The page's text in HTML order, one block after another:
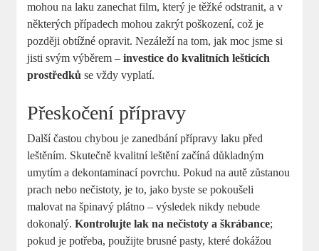
mohou na laku zanechat film, který je těžké odstranit, a v
některých případech mohou zakrýt poškození, což je
později obtížné opravit. Nezáleží na tom, jak moc jsme si
jisti svým výběrem –investice do kvalitních lešticích
prostředků se vždy vyplatí.
Přeskočení přípravy
Další častou chybou je zanedbání přípravy laku před
leštěním. Skutečně kvalitní leštění začíná důkladným
umytím a dekontaminací povrchu. Pokud na autě zůstanou
prach nebo nečistoty, je to, jako byste se pokoušeli
malovat na špinavý plátno – výsledek nikdy nebude
dokonalý.Kontrolujte lak na nečistoty a škrábance;
pokud je potřeba, použijte brusné pasty, které dokážou